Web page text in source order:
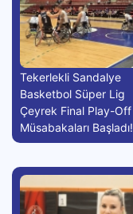
Tekerlekli Sandalye
Basketbol Süper Lig
Çeyrek Final Play-Off
Müsabakaları Başladı!